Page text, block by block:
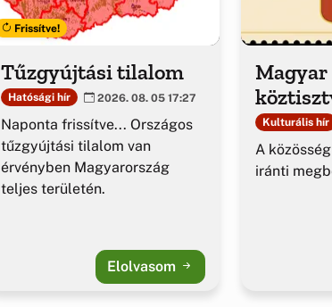
Frissítve!
Tűzgyújtási tilalom
Hatósági hír 2026. 08. 05 17:27
Naponta frissítve... Országos
tűzgyújtási tilalom van
érvényben Magyarország
teljes területén.
Elolvasom
Magyar
Kulturális hír
A
iránti